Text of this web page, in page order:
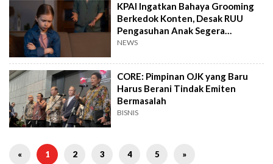
KPAI Ingatkan Bahaya Grooming
Berkedok Konten, Desak RUU
Pengasuhan Anak Segera
Disahkan!
NEWS
CORE: Pimpinan OJK yang Baru
Harus Berani Tindak Emiten
Bermasalah
BISNIS
« 1 2 3 4 5 »